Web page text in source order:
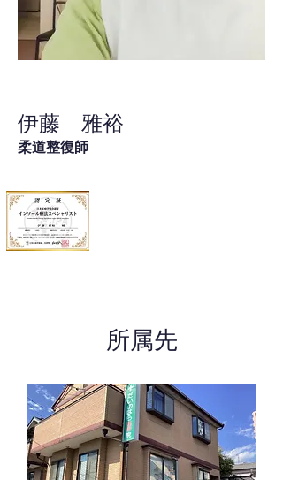
伊藤 雅裕
柔道整復師
所属先